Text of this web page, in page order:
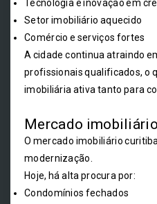
Tecnologia e inovação em
Setor imobiliário aquecido
Comércio e serviços fortes
A cidade continua atraindo
profissionais qualificados, o
imobiliária ativa tanto para
Mercado
O mercado imobiliário
modernização.
Hoje, há alta procura por:
Condomínios fechados